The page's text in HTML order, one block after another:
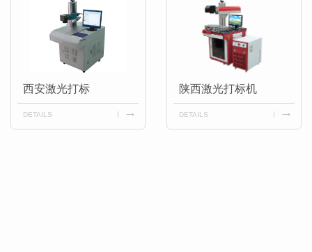
西安激光打标
DETAILS
陕西激光打标机
DETAILS